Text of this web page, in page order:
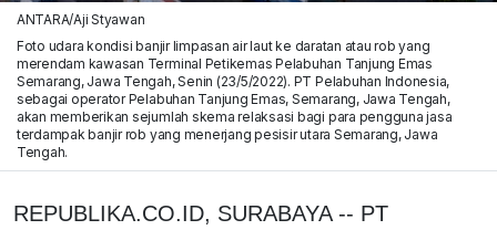
ANTARA/Aji Styawan
Foto udara kondisi banjir limpasan air laut ke daratan atau rob yang
merendam kawasan Terminal Petikemas Pelabuhan Tanjung Emas
Semarang, Jawa Tengah, Senin (23/5/2022). PT Pelabuhan Indonesia,
sebagai operator Pelabuhan Tanjung Emas, Semarang, Jawa Tengah,
akan memberikan sejumlah skema relaksasi bagi para pengguna jasa
terdampak banjir rob yang menerjang pesisir utara Semarang, Jawa
Tengah.
REPUBLIKA.CO.ID, SURABAYA -- PT